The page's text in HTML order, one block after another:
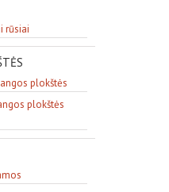
rūsiai
plokštės
plokštės